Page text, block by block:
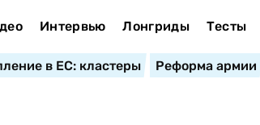
Интервью Лонгриды Тесты
в ЕС: кластеры Реформа армии